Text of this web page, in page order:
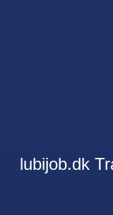
lubijob.dk